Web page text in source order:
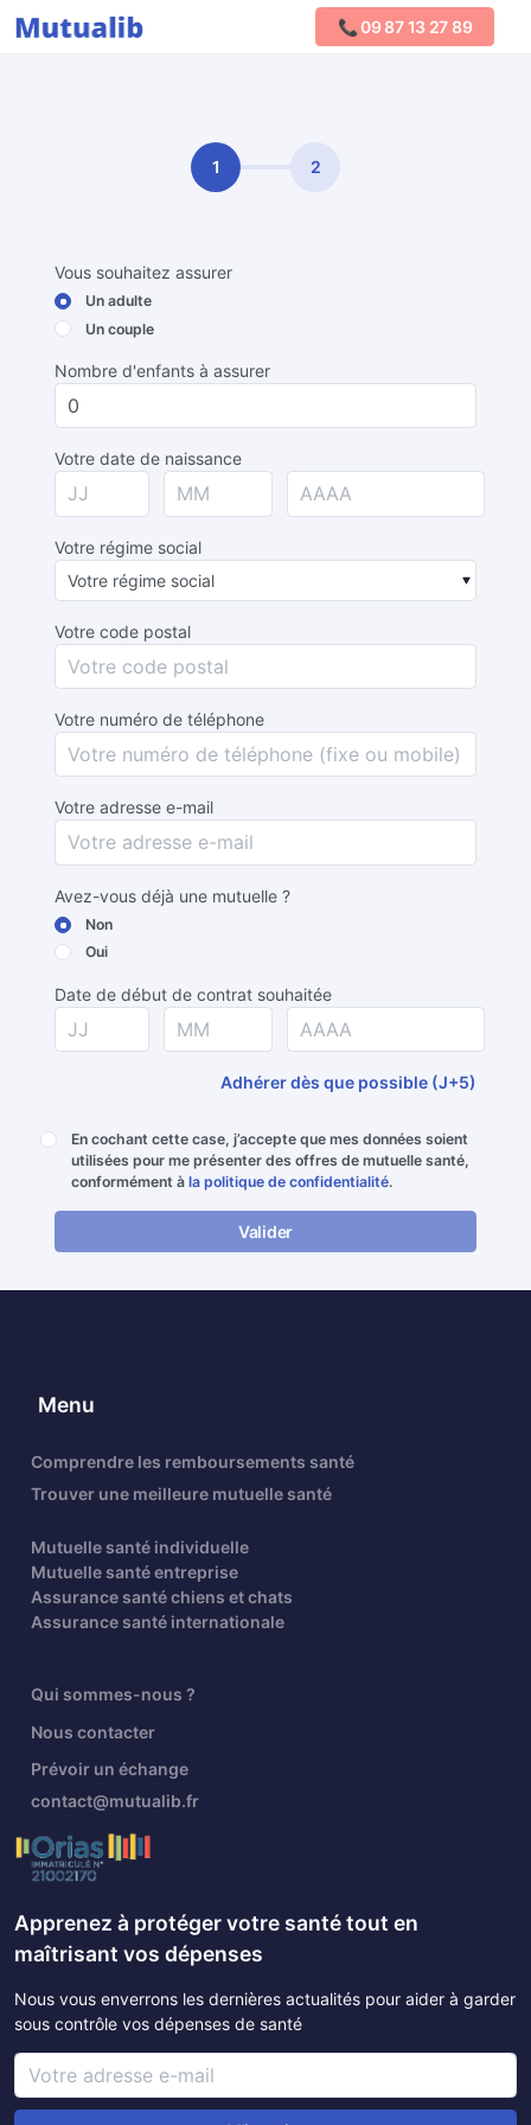
📞 09 87 13 27 89
Comparer les mutuelles
1 2
Vous souhaitez assurer
Un adulte
Un couple
Nombre d'enfants à assurer
Votre date de naissance
Votre régime social
Votre code postal
Votre numéro de téléphone
Votre adresse e-mail
Avez-vous déjà une mutuelle ?
Non
Oui
Date de début de contrat souhaitée
Adhérer dès que possible (J+5)
En cochant cette case, j’accepte que mes données soient
utilisées pour me présenter des offres de mutuelle santé,
conformément à la politique de confidentialité.
Valider
Menu
Comprendre les remboursements santé
Trouver une meilleure mutuelle santé
Mutuelle santé individuelle
Mutuelle santé entreprise
Assurance santé chiens et chats
Assurance santé internationale
Qui sommes-nous ?
Nous contacter
Prévoir un échange
contact@mutualib.fr
Apprenez à protéger votre santé tout en
maîtrisant vos dépenses
Nous vous enverrons les dernières actualités pour aider à garder
sous contrôle vos dépenses de santé